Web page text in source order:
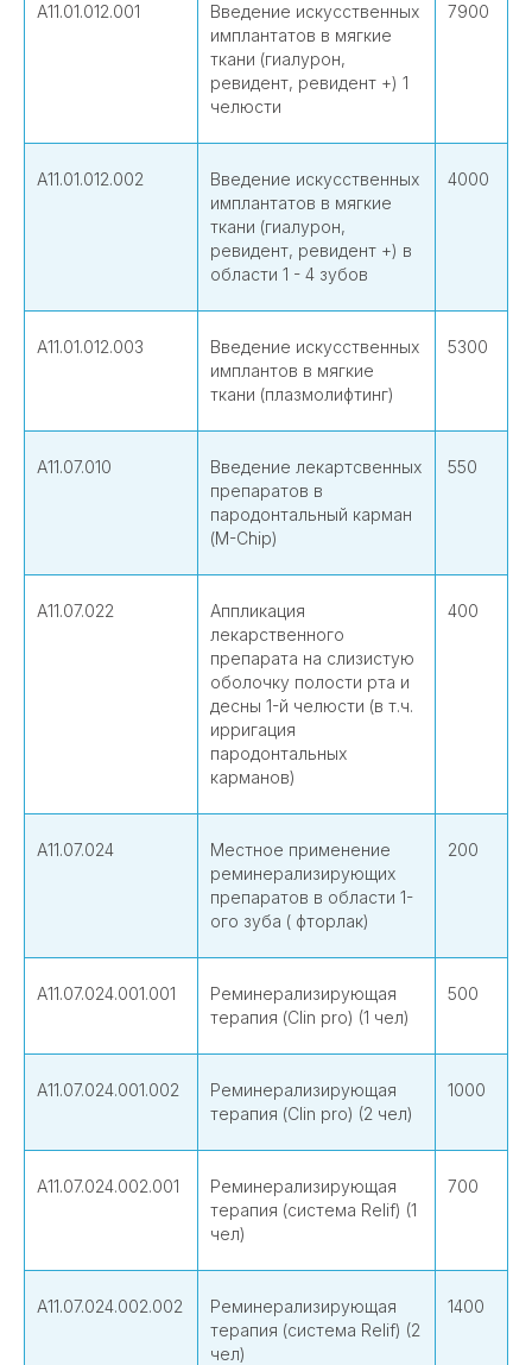
А11.01.012.001
Введение искусственных
имплантатов в мягкие
ткани (гиалурон,
ревидент, ревидент +) 1
челюсти
7900
А11.01.012.002
Введение искусственных
имплантатов в мягкие
ткани (гиалурон,
ревидент, ревидент +) в
области 1 - 4 зубов
4000
А11.01.012.003
Введение искусственных
имплантов в мягкие
ткани (плазмолифтинг)
5300
А11.07.010
Введение лекартсвенных
препаратов в
пародонтальный карман
(M-Chip)
550
А11.07.022
Аппликация
лекарственного
препарата на слизистую
оболочку полости рта и
десны 1-й челюсти (в т.ч.
ирригация
пародонтальных
карманов)
400
А11.07.024
Местное применение
реминерализирующих
препаратов в области 1-
ого зуба ( фторлак)
200
А11.07.024.001.001
Реминерализирующая
терапия (Clin pro) (1 чел)
500
А11.07.024.001.002
Реминерализирующая
терапия (Clin pro) (2 чел)
1000
А11.07.024.002.001
Реминерализирующая
терапия (система Relif) (1
чел)
700
А11.07.024.002.002
Реминерализирующая
терапия (система Relif) (2
чел)
1400